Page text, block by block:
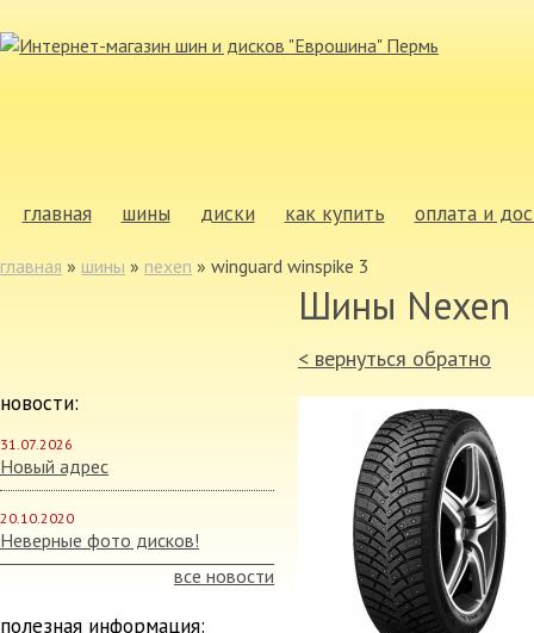
главная шины диски как купить оплата и
главная » шины » nexen » winguard winspike 3
новости:
31.07.2026
Новый адрес
20.10.2020
Неверные фото дисков!
все новости
полезная информация:
Шины Nexen
< вернуться обратно